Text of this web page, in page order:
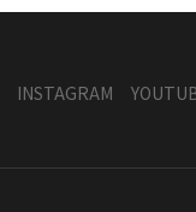
INSTAGRAM